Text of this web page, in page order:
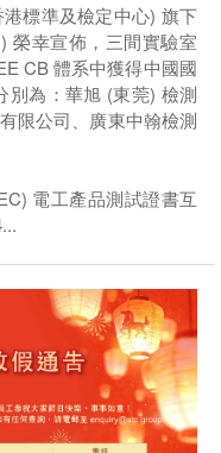
港標準及檢定中心) 旗下
榮幸宣佈，三間實驗室
CB 體系中獲得中國國
別為：華旭 (東莞) 檢測
限公司、廣東中翰檢測
電工產品測試證書互